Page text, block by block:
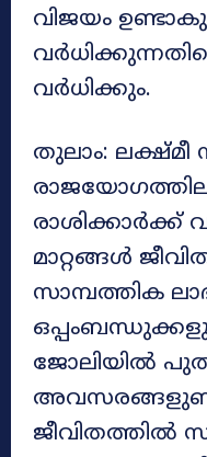
വിജയം
വർധിക്കും.
തുലാം: ലക്ഷ്മീ
മാറ്റങ്ങൾ
സാമ്പത്തിക
ജോലിയിൽ
ജീവിതത്തിൽ